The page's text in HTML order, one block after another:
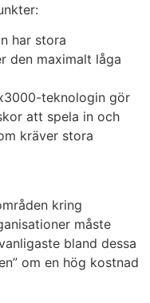
har stora
den maximalt låga
teknologin gör
att spela in och
kräver stora
kring
måste
bland dessa
om en hög kostnad